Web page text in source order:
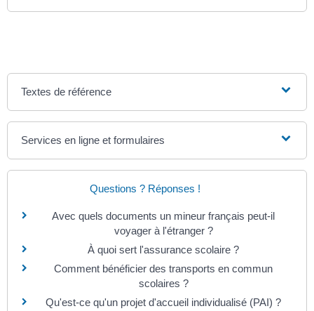
Textes de référence
Services en ligne et formulaires
Questions ? Réponses !
Avec quels documents un mineur français peut-il
voyager à l'étranger ?
À quoi sert l'assurance scolaire ?
Comment bénéficier des transports en commun
scolaires ?
Qu'est-ce qu'un projet d'accueil individualisé (PAI) ?